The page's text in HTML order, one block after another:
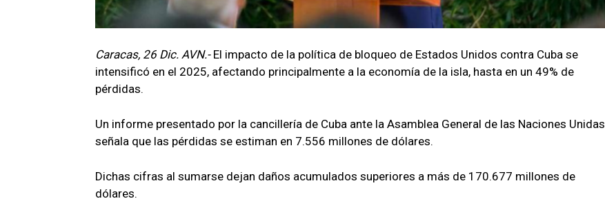
Caracas, 26 Dic. AVN.- El impacto de la política de bloqueo de Estados Unidos contra Cuba se
intensificó en el 2025, afectando principalmente a la economía de la isla, hasta en un 49% de
pérdidas.
Un informe presentado por la cancillería de Cuba ante la Asamblea General de las Naciones Unidas
señala que las pérdidas se estiman en 7.556 millones de dólares.
Dichas cifras al sumarse dejan daños acumulados superiores a más de 170.677 millones de
dólares.